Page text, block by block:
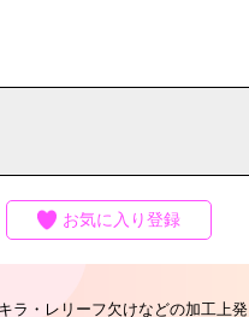
お気に入り登録
ラ・レリーフ欠けなどの加工上発